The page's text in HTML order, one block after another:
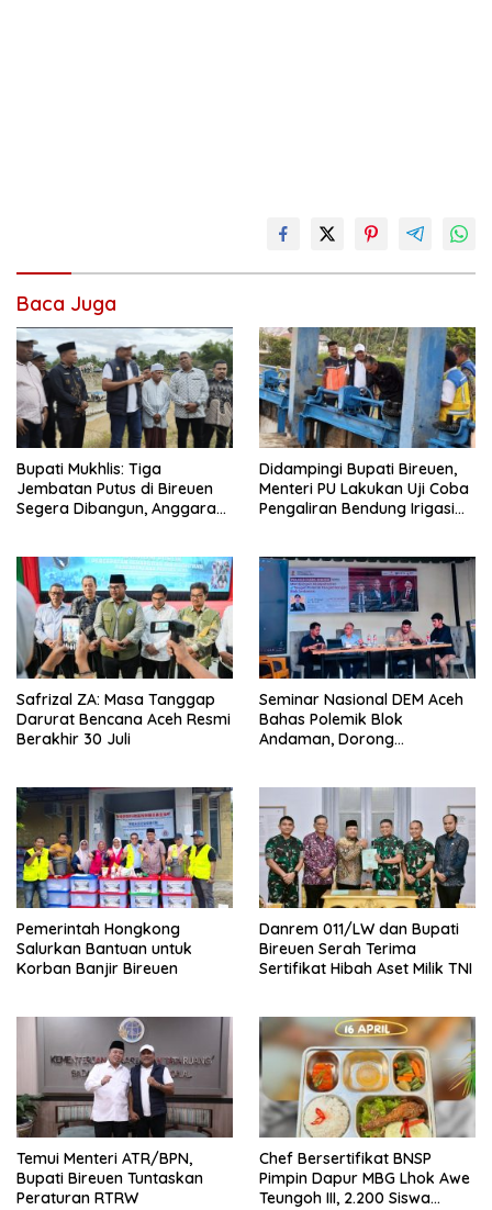
Baca Juga
Bupati Mukhlis: Tiga
Jembatan Putus di Bireuen
Segera Dibangun, Anggaran
Didampingi Bupati Bireuen,
Menteri PU Lakukan Uji Coba
Pengaliran Bendung Irigasi
Safrizal ZA: Masa Tanggap
Darurat Bencana Aceh Resmi
Berakhir 30 Juli
Seminar Nasional DEM Aceh
Bahas Polemik Blok
Andaman, Dorong
Pemerintah Hongkong
Salurkan Bantuan untuk
Korban Banjir Bireuen
Danrem 011/LW dan Bupati
Bireuen Serah Terima
Sertifikat Hibah Aset Milik TNI
Temui Menteri ATR/BPN,
Bupati Bireuen Tuntaskan
Peraturan RTRW
Chef Bersertifikat BNSP
Pimpin Dapur MBG Lhok Awe
Teungoh III, 2.200 Siswa